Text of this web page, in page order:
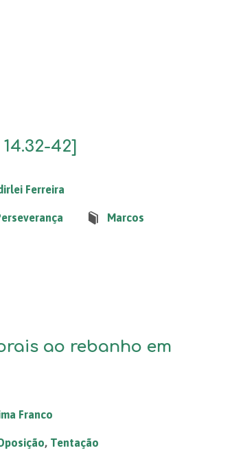
42]
Ferreira
Marcos
ao rebanho em
Franco
, Tentação